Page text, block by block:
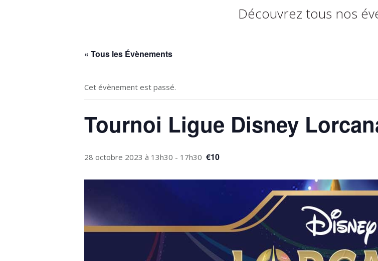
Découvrez tous nos
« Tous les Évènements
Cet évènement est passé.
Tournoi Ligue Disney
28 octobre 2023 à 13h30 - 17h30 €10